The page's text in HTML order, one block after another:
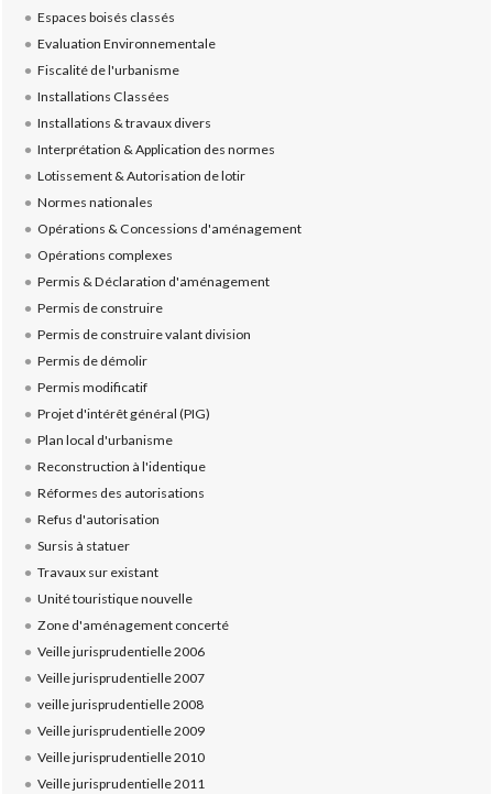
Espaces boisés classés
Evaluation Environnementale
Fiscalité de l'urbanisme
Installations Classées
Installations & travaux divers
Interprétation & Application des normes
Lotissement & Autorisation de lotir
Normes nationales
Opérations & Concessions d'aménagement
Opérations complexes
Permis & Déclaration d'aménagement
Permis de construire
Permis de construire valant division
Permis de démolir
Permis modificatif
Projet d'intérêt général (PIG)
Plan local d'urbanisme
Reconstruction à l'identique
Réformes des autorisations
Refus d'autorisation
Sursis à statuer
Travaux sur existant
Unité touristique nouvelle
Zone d'aménagement concerté
Veille jurisprudentielle 2006
Veille jurisprudentielle 2007
veille jurisprudentielle 2008
Veille jurisprudentielle 2009
Veille jurisprudentielle 2010
Veille jurisprudentielle 2011